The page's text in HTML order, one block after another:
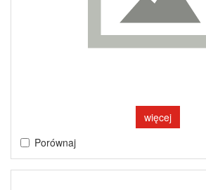
więcej
Porównaj